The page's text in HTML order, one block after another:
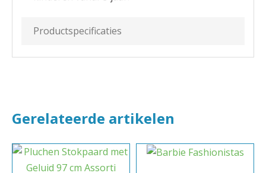
Productspecificaties
Gerelateerde artikelen